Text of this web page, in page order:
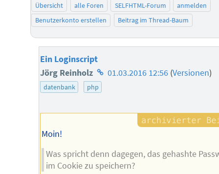
Übersicht alle Foren SELFHTML-Forum
anmelden
Benutzerkonto erstellen
Beitrag im Thread-Baum
Ein Loginscript
Jörg Reinholz Homepage
des
01.03.2016 12:56 (Versionen)
datenbank php
Moin!
Was spricht denn dagegen, das gehashte
im Cookie zu speichern?